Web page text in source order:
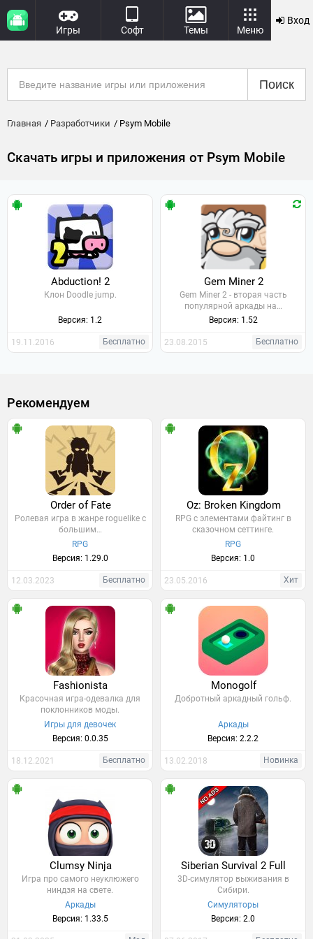
Игры Софт Темы Меню
Вход
Поиск
Главная Разработчики Psym Mobile
Скачать игры и приложения от Psym Mobile
Abduction! 2
Клон Doodle jump.
Версия: 1.2
19.11.2016 Бесплатно
Gem Miner 2
Gem Miner 2 - вторая часть
популярной аркады на…
Версия: 1.52
23.08.2015 Бесплатно
Рекомендуем
Order of Fate
Ролевая игра в жанре roguelike с
большим…
RPG
Версия: 1.29.0
12.03.2023 Бесплатно
Oz: Broken Kingdom
RPG с элементами файтинг в
сказочном сеттинге.
RPG
Версия: 1.0
23.05.2016 Хит
Fashionista
Красочная игра-одевалка для
поклонников моды.
Игры для девочек
Версия: 0.0.35
18.12.2021 Бесплатно
Monogolf
Добротный аркадный гольф.
Аркады
Версия: 2.2.2
13.02.2018 Новинка
Clumsy Ninja
Игра про самого неуклюжего
ниндзя на свете.
Аркады
Версия: 1.33.5
Siberian Survival 2 Full
3D-симулятор выживания в
Сибири.
Симуляторы
Версия: 2.0